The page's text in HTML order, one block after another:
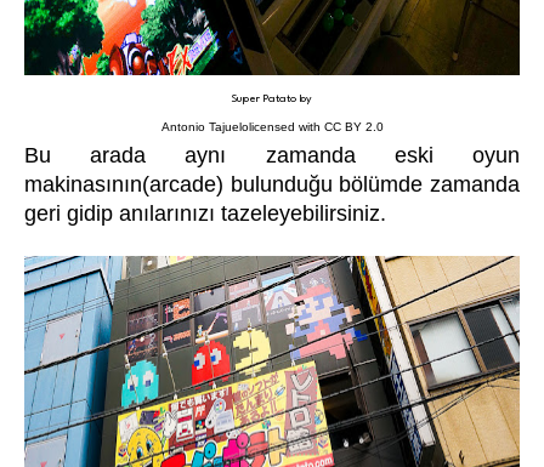
Super Patato by
Antonio Tajuelolicensed with CC BY 2.0
Bu arada aynı zamanda eski oyun
makinasının(arcade) bulunduğu bölümde zamanda
geri gidip anılarınızı tazeleyebilirsiniz.